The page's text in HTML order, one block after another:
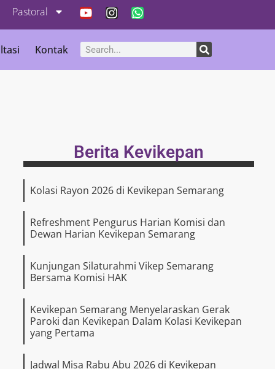
Pastoral
Kontak
Berita Kevikepan
Kolasi Rayon 2026 di Kevikepan Semarang
Refreshment Pengurus Harian Komisi dan
Dewan Harian Kevikepan Semarang
Kunjungan Silaturahmi Vikep Semarang
Bersama Komisi HAK
Kevikepan Semarang Menyelaraskan Gerak
Paroki dan Kevikepan Dalam Kolasi Kevikepan
yang Pertama
Jadwal Misa Rabu Abu 2026 di Kevikepan